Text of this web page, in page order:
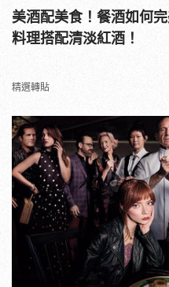
美酒配美食！餐酒如何
料理搭配清淡紅酒！
精選轉貼